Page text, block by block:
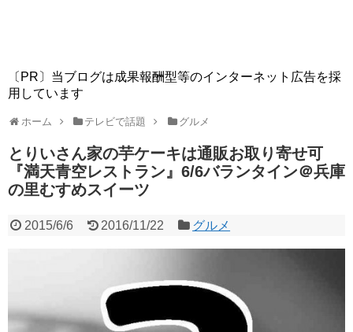
〔PR〕当ブログは成果報酬型等のインターネット広告を採
用しています
ホーム テレビで話題 グルメ
とりいさん家の芋ケーキは通販お取り寄せ可
『満天青空レストラン』6/6バランタイン＠兵庫
の里むすめスイーツ
2015/6/6 2016/11/22 グルメ